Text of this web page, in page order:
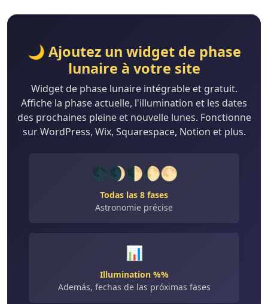
🌙 Ajoutez un widget de phase
lunaire à votre site
Widget de phase lunaire intégrable et gratuit.
Affiche la phase actuelle, l'illumination et les dates
des prochaines pleine et nouvelle lunes. Fonctionne
sur WordPress, Wix, Squarespace, Notion et plus.
🌑🌒🌓🌔🌕
Todas las 8 fases
Astronomie précise
📊
Illumination %%
Además, fechas de las próximas fases